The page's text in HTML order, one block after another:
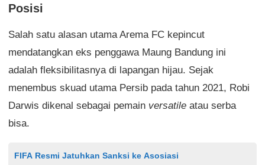
Posisi
Salah satu alasan utama Arema FC kepincut
mendatangkan eks penggawa Maung Bandung ini
adalah fleksibilitasnya di lapangan hijau. Sejak
menembus skuad utama Persib pada tahun 2021, Robi
Darwis dikenal sebagai pemain versatile atau serba
bisa.
FIFA Resmi Jatuhkan Sanksi ke Asosiasi